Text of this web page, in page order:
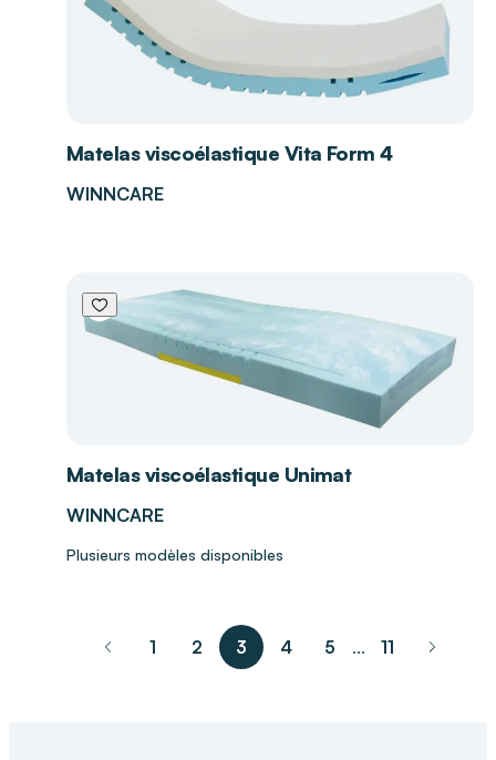
Matelas viscoélastique Vita Form 4
WINNCARE
Matelas viscoélastique Unimat
WINNCARE
Plusieurs modèles disponibles
pagination.previous_page
1 2 3 4 5 ... 11